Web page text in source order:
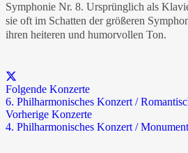
Symphonie Nr. 8. Ursprünglich als
sie oft im Schatten der größeren
ihren heiteren und humorvollen Ton.
Folgende Konzerte
6. Philharmonisches Konzert /
Vorherige Konzerte
4. Philharmonisches Konzert /